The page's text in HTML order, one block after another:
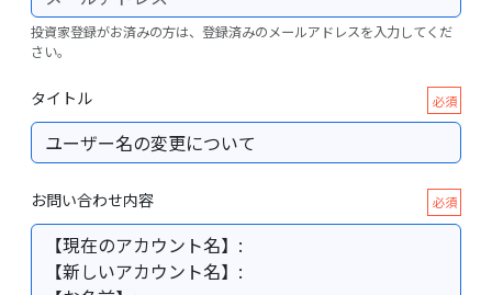
投資家登録がお済みの方は、登録済みのメールアドレスを入力してくだ
さい。
タイトル 必須
お問い合わせ内容 必須